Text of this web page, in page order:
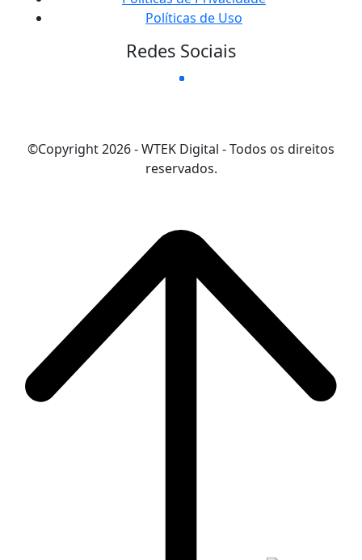
Políticas de Uso
Redes Sociais
©Copyright 2026 - WTEK Digital - Todos os direitos
reservados.